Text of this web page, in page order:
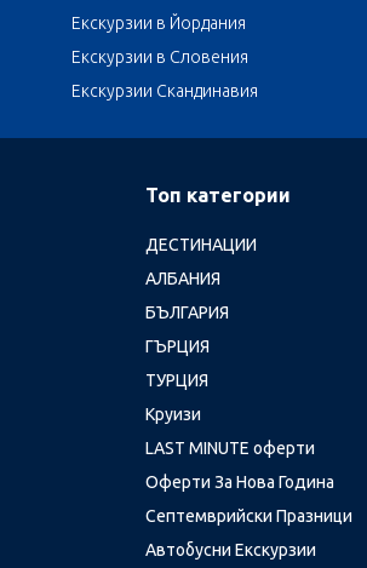
Екскурзии в Йордания
Екскурзии в Словения
Екскурзии Скандинавия
Топ категории
ДЕСТИНАЦИИ
АЛБАНИЯ
БЪЛГАРИЯ
ГЪРЦИЯ
ТУРЦИЯ
Круизи
LAST MINUTE оферти
Оферти За Нова Година
Септемврийски Празници
Автобусни Екскурзии